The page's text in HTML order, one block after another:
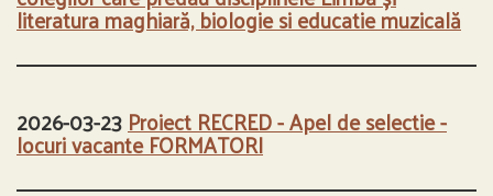
literatura maghiară, biologie si educatie muzicală
2026-03-23 Proiect RECRED - Apel de selectie -
locuri vacante FORMATORI